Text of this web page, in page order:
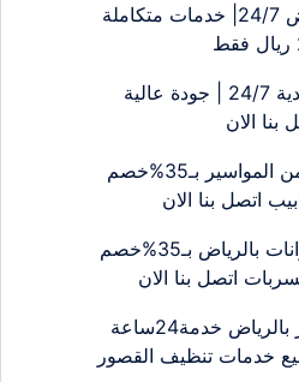
شركة نظافة بالرياض 24/7| خدمات متكاملة
شركة تنظيف بالبجادية 24/7 | جودة عالية
بنا الان
علاج تسرب المياه من المواسير بـ35%خصم
اتصل بنا الان
كشف تسربات الخزانات بالرياض بـ35%خصم
اتصل بنا الان
شركة تنظيف قصور بالرياض خدمة24ساعة
جميع خدمات تنظيف القصور